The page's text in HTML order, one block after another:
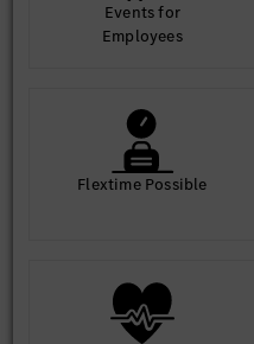
Events for
Employees
Flextime Possible